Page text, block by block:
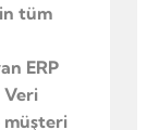
tüm
ERP
Veri
müşteri